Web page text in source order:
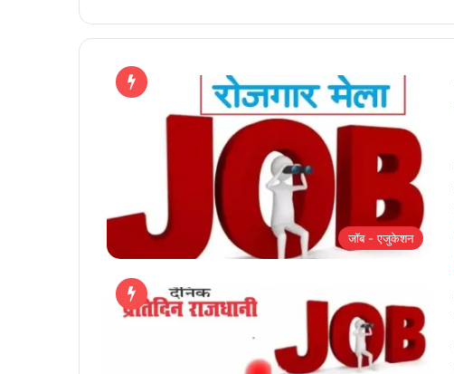
जॉब - एजुकेशन